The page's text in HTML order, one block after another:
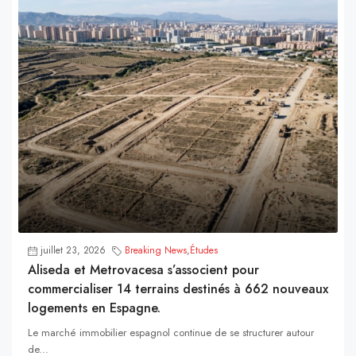
juillet 23, 2026 Breaking News,Études
Aliseda et Metrovacesa s’associent pour
commercialiser 14 terrains destinés à 662 nouveaux
logements en Espagne.
Le marché immobilier espagnol continue de se structurer autour
de...